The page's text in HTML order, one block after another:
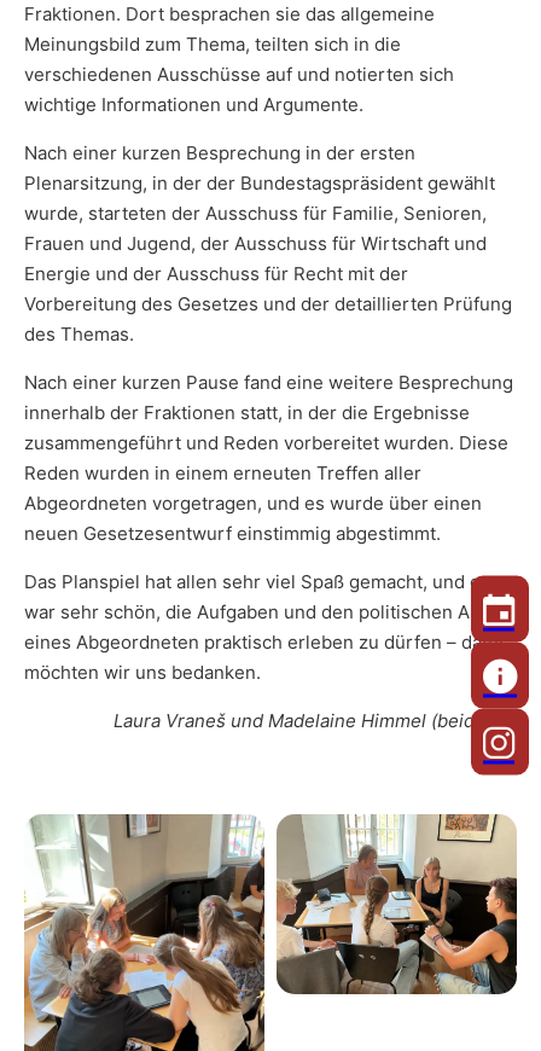
Fraktionen. Dort besprachen sie das allgemeine
Meinungsbild zum Thema, teilten sich in die
verschiedenen Ausschüsse auf und notierten sich
wichtige Informationen und Argumente.
Nach einer kurzen Besprechung in der ersten
Plenarsitzung, in der der Bundestagspräsident gewählt
wurde, starteten der Ausschuss für Familie, Senioren,
Frauen und Jugend, der Ausschuss für Wirtschaft und
Energie und der Ausschuss für Recht mit der
Vorbereitung des Gesetzes und der detaillierten Prüfung
des Themas.
Nach einer kurzen Pause fand eine weitere Besprechung
innerhalb der Fraktionen statt, in der die Ergebnisse
zusammengeführt und Reden vorbereitet wurden. Diese
Reden wurden in einem erneuten Treffen aller
Abgeordneten vorgetragen, und es wurde über einen
neuen Gesetzesentwurf einstimmig abgestimmt.
Das Planspiel hat allen sehr viel Spaß gemacht, und es
war sehr schön, die Aufgaben und den politischen Alltag
eines Abgeordneten praktisch erleben zu dürfen – dafür
möchten wir uns bedanken.
Laura Vraneš und Madelaine Himmel (beide 9c)